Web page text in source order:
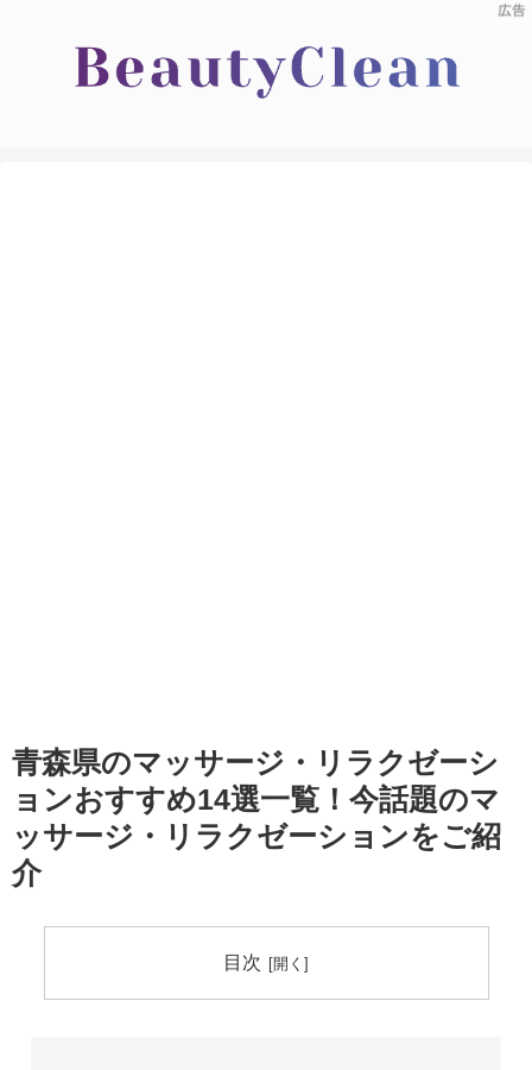
青森県のマッサージ・リラクゼーシ
ョンおすすめ14選一覧！今話題のマ
ッサージ・リラクゼーションをご紹
介
目次